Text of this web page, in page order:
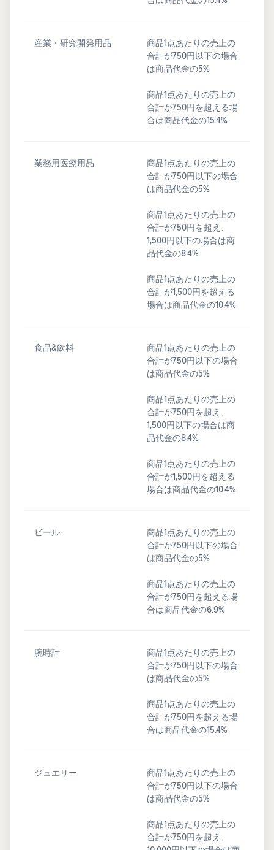
産業・研究開発用品
商品1点あたりの売上の
合計が750円以下の場合
は商品代金の5%
商品1点あたりの売上の
合計が750円を超える場
合は商品代金の15.4%
業務用医療用品
商品1点あたりの売上の
合計が750円以下の場合
は商品代金の5%
商品1点あたりの売上の
合計が750円を超え、
1,500円以下の場合は商
品代金の8.4%
商品1点あたりの売上の
合計が1,500円を超える
場合は商品代金の10.4%
食品&飲料
商品1点あたりの売上の
合計が750円以下の場合
は商品代金の5%
商品1点あたりの売上の
合計が750円を超え、
1,500円以下の場合は商
品代金の8.4%
商品1点あたりの売上の
合計が1,500円を超える
場合は商品代金の10.4%
ビール
商品1点あたりの売上の
合計が750円以下の場合
は商品代金の5%
商品1点あたりの売上の
合計が750円を超える場
合は商品代金の6.9%
腕時計
商品1点あたりの売上の
合計が750円以下の場合
は商品代金の5%
商品1点あたりの売上の
合計が750円を超える場
合は商品代金の15.4%
ジュエリー
商品1点あたりの売上の
合計が750円以下の場合
は商品代金の5%
商品1点あたりの売上の
合計が750円を超え、